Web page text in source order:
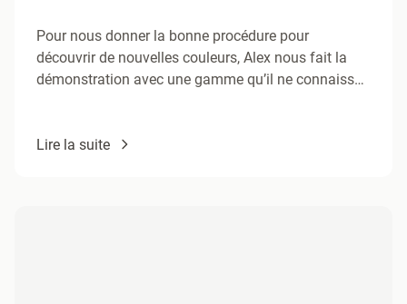
Pour nous donner la bonne procédure pour
découvrir de nouvelles couleurs, Alex nous fait la
démonstration avec une gamme qu’il ne connaissait
Lire la suite